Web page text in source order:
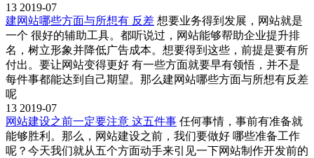
13 2019-07
建网站哪些方面与所想有 反差 想要业务得到发展，网站就是
一个 很好的辅助工具。都听说过，网站能够帮助企业提升排
名，树立形象并降低广告成本。想要得到这些，前提是要有所
付出。要让网站变得更好 有一些方面就要早有领悟，并不是
每件事都能达到自己期望。那么建网站哪些方面与所想有反差
呢
13 2019-07
网站建设之前一定要注意 这五件事 任何事情，事前有准备就
能够胜利。那么，网站建设之前，我们要做好 哪些准备工作
呢？今天我们就从五个方面动手来引见一下网站制作开发前的